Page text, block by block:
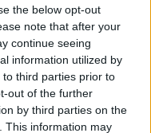
the below opt-out
note that after your
continue seeing
information utilized by
third parties prior to
out of the further
by third parties on the
This information may